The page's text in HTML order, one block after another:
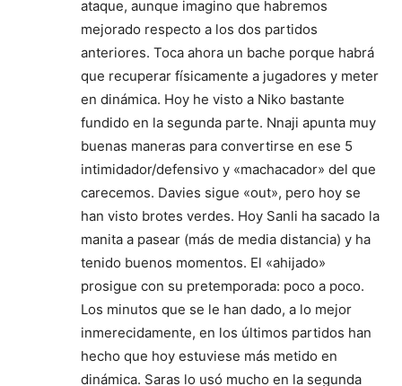
ataque, aunque imagino que habremos
mejorado respecto a los dos partidos
anteriores. Toca ahora un bache porque habrá
que recuperar físicamente a jugadores y meter
en dinámica. Hoy he visto a Niko bastante
fundido en la segunda parte. Nnaji apunta muy
buenas maneras para convertirse en ese 5
intimidador/defensivo y «machacador» del que
carecemos. Davies sigue «out», pero hoy se
han visto brotes verdes. Hoy Sanli ha sacado la
manita a pasear (más de media distancia) y ha
tenido buenos momentos. El «ahijado»
prosigue con su pretemporada: poco a poco.
Los minutos que se le han dado, a lo mejor
inmerecidamente, en los últimos partidos han
hecho que hoy estuviese más metido en
dinámica. Saras lo usó mucho en la segunda